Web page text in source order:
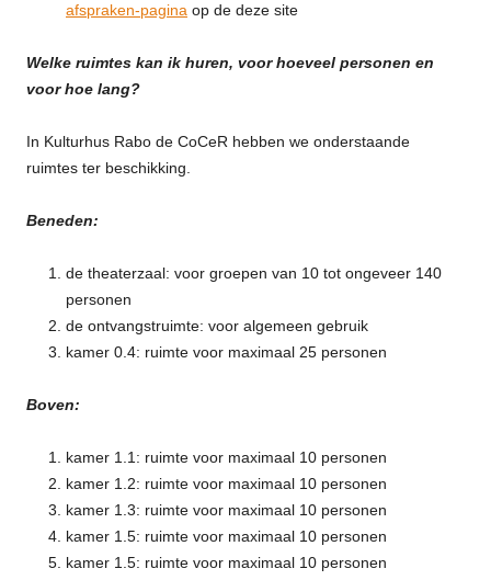
afspraken-pagina op de deze site
Welke ruimtes kan ik huren, voor hoeveel personen en
voor hoe lang?
In Kulturhus Rabo de CoCeR hebben we onderstaande
ruimtes ter beschikking.
Beneden:
de theaterzaal: voor groepen van 10 tot ongeveer 140
personen
de ontvangstruimte: voor algemeen gebruik
kamer 0.4: ruimte voor maximaal 25 personen
Boven:
kamer 1.1: ruimte voor maximaal 10 personen
kamer 1.2: ruimte voor maximaal 10 personen
kamer 1.3: ruimte voor maximaal 10 personen
kamer 1.5: ruimte voor maximaal 10 personen
kamer 1.5: ruimte voor maximaal 10 personen